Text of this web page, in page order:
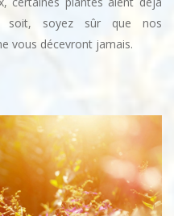
soit, soyez sûr que nos
vous décevront jamais.